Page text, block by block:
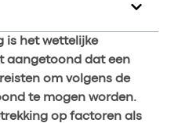
is het wettelijke
aangetoond dat een
om volgens de
te mogen worden.
op factoren als